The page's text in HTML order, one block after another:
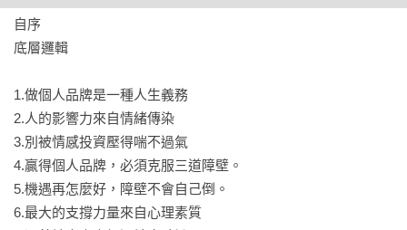
8.跨界很好，跨域很有風險。
9.別輕易挑戰知識距離
10.同質化是推升成長的引擎
你會學到：
1.如何計算做個人品牌的潛力？
2.如何用剩餘時間深度工作？
3.如何養成關聯特色？
4.如何漂白貼在身上的標籤？
5.如何塑造理想的符號？
自序
底層邏輯
1.做個人品牌是一種人生義務
2.人的影響力來自情緒傳染
3.別被情感投資壓得喘不過氣
4.贏得個人品牌，必須克服三道障壁。
5.機遇再怎麼好，障壁不會自己倒。
6.最大的支撐力量來自心理素質